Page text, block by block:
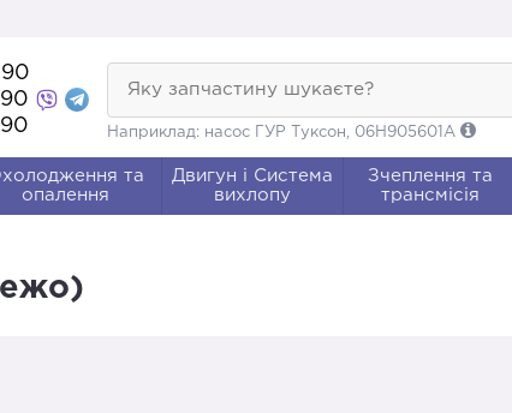
Яку запчастину шукаєте?
Наприклад: насос ГУР Туксон, 06H905601A
та
опалення
Двигун і Система
вихлопу
Зчеплення та
трансмісія